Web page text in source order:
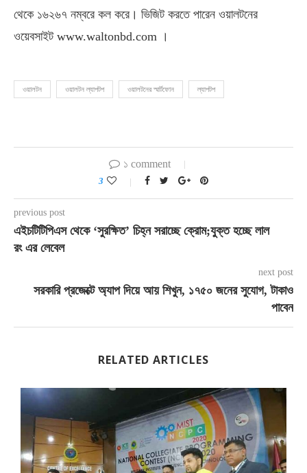
থেকে ১৬২৬৭ নম্বরে কল করে। ভিজিট করতে পারেন ওয়ালটনের
ওয়েবসাইট www.waltonbd.com ।
ওয়ালটন ওয়ালটন ল্যাপটপ ওয়ালটনের স্মার্টফোন ল্যাপটপ
১ comment
3
previous post
এইচটিটিপিএস থেকে ‘সুরক্ষিত’ চিহ্ন সরাচ্ছে ক্রোম;যুক্ত হচ্ছে লাল
রং এর লেবেল
next post
সরকারি প্রজেক্টে অ্যাপ দিয়ে আয় শিখুন, ১৭৫০ জনের সুযোগ, টাকাও
পাবেন
RELATED ARTICLES